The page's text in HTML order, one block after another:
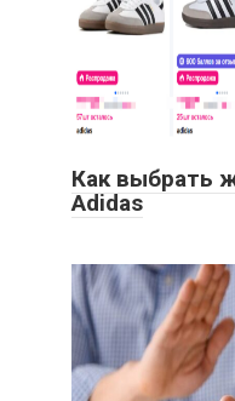
Как выбрать
Adidas